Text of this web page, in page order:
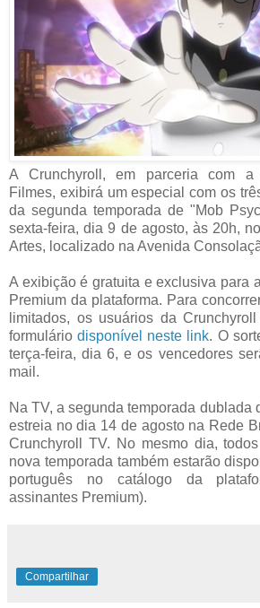
A Crunchyroll, em parceria com a
Filmes, exibirá um especial com os
da segunda temporada de "Mob
sexta-feira, dia 9 de agosto, às 20h,
Artes, localizado na Avenida
A exibição é gratuita e exclusiva para
Premium da plataforma. Para
limitados, os usuários da
formuláriodisponível neste link. O
terça-feira, dia 6, e os vencedores
mail.
Na TV, a segunda temporada dublada
estreia no dia 14 de agosto na Rede
Crunchyroll TV. No mesmo dia,
nova temporada também estarão
português no catálogo da
assinantes Premium).
Compartilhar